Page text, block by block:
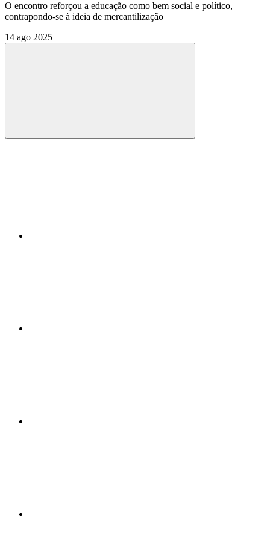
O encontro reforçou a educação como bem social e político,
contrapondo-se à ideia de mercantilização
14 ago 2025
Compartilhar